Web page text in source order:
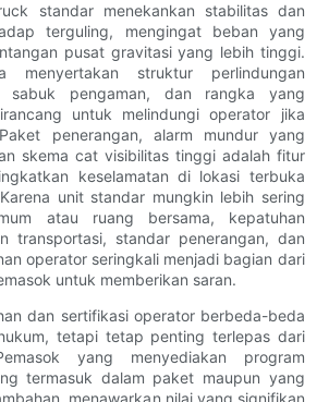
standar menekankan stabilitas dan
terguling, mengingat beban yang
pusat gravitasi yang lebih tinggi.
menyertakan struktur perlindungan
sabuk pengaman, dan rangka yang
untuk melindungi operator jika
penerangan, alarm mundur yang
skema cat visibilitas tinggi adalah fitur
keselamatan di lokasi terbuka
unit standar mungkin lebih sering
atau ruang bersama, kepatuhan
transportasi, standar penerangan, dan
operator seringkali menjadi bagian dari
untuk memberikan saran.
dan sertifikasi operator berbeda-beda
tetapi tetap penting terlepas dari
yang menyediakan program
termasuk dalam paket maupun yang